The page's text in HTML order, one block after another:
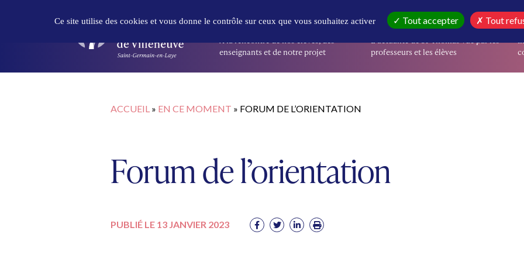
DÉCOUVRIR
À la rencontre de nos élèves, des
enseignants et de notre projet
EN CE MOMENT
L’actualité de St-Thomas vue par les
professeurs et les élèves
ACCUEIL» EN CE MOMENT » FORUM DE L’ORIENTATION
Forum de l’orientation
PUBLIÉ LE 13 JANVIER 2023
Ce site utilise des cookies et vous donne le contrôle sur ceux que vous souhaitez activer Tout accepter Tout